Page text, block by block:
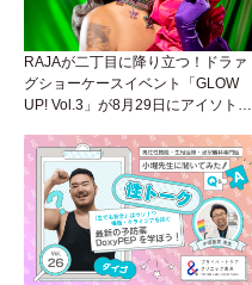
RAJAが二丁目に降り立つ！ドラァ
グショーケースイベント「GLOW
UP! Vol.3」が8月29日にアイソトー